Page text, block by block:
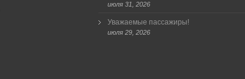
июля 31, 2026
Уважаемые пассажиры!
июля 29, 2026